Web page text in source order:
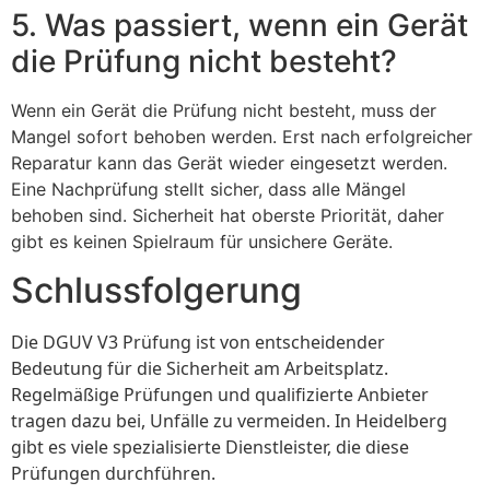
5. Was passiert, wenn ein Gerät
die Prüfung nicht besteht?
Wenn ein Gerät die Prüfung nicht besteht, muss der
Mangel sofort behoben werden. Erst nach erfolgreicher
Reparatur kann das Gerät wieder eingesetzt werden.
Eine Nachprüfung stellt sicher, dass alle Mängel
behoben sind. Sicherheit hat oberste Priorität, daher
gibt es keinen Spielraum für unsichere Geräte.
Schlussfolgerung
Die DGUV V3 Prüfung ist von entscheidender
Bedeutung für die Sicherheit am Arbeitsplatz.
Regelmäßige Prüfungen und qualifizierte Anbieter
tragen dazu bei, Unfälle zu vermeiden. In Heidelberg
gibt es viele spezialisierte Dienstleister, die diese
Prüfungen durchführen.